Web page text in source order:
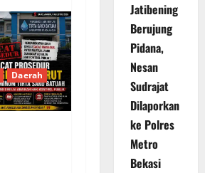
Daerah
Jatibening
Berujung
Pidana,
Nesan
Sudrajat
Dilaporkan
ke Polres
Metro
Bekasi